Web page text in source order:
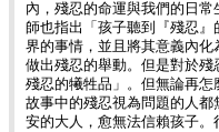
內，殘忍的命運與我們的日
師也指出「孩子聽到『殘忍
界的事情，並且將其意義內
做出殘忍的舉動。但是對於
殘忍的犧牲品」。但無論再
故事中的殘忍視為問題的人
安的大人，愈無法信賴孩子